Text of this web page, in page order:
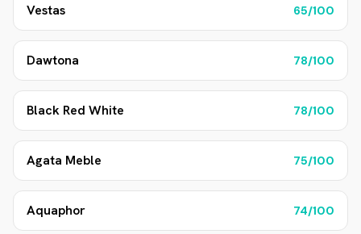
Vestas 65/100
Dawtona 78/100
Black Red White 78/100
Agata Meble 75/100
Aquaphor 74/100